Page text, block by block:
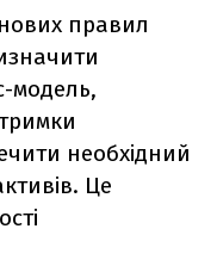
правил
модель,
необхідний
Це